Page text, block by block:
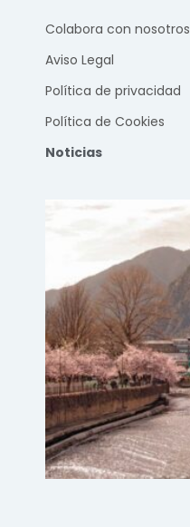
Colabora con nosotros
Aviso Legal
Política de privacidad
Política de Cookies
Noticias